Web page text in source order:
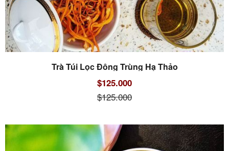
Trà Túi Lọc Đông Trùng Hạ Thảo
$125.000
$125.000